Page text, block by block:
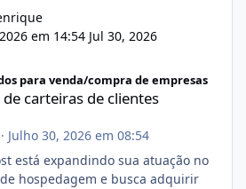
em 14:54 Jul 30, 2026
para venda/compra de empresas
carteiras de clientes
· Julho 30, 2026 em 08:54
está expandindo sua atuação no
hospedagem e busca adquirir